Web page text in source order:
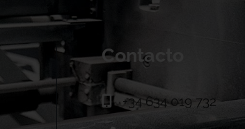
Contacto
+34 634 019 732